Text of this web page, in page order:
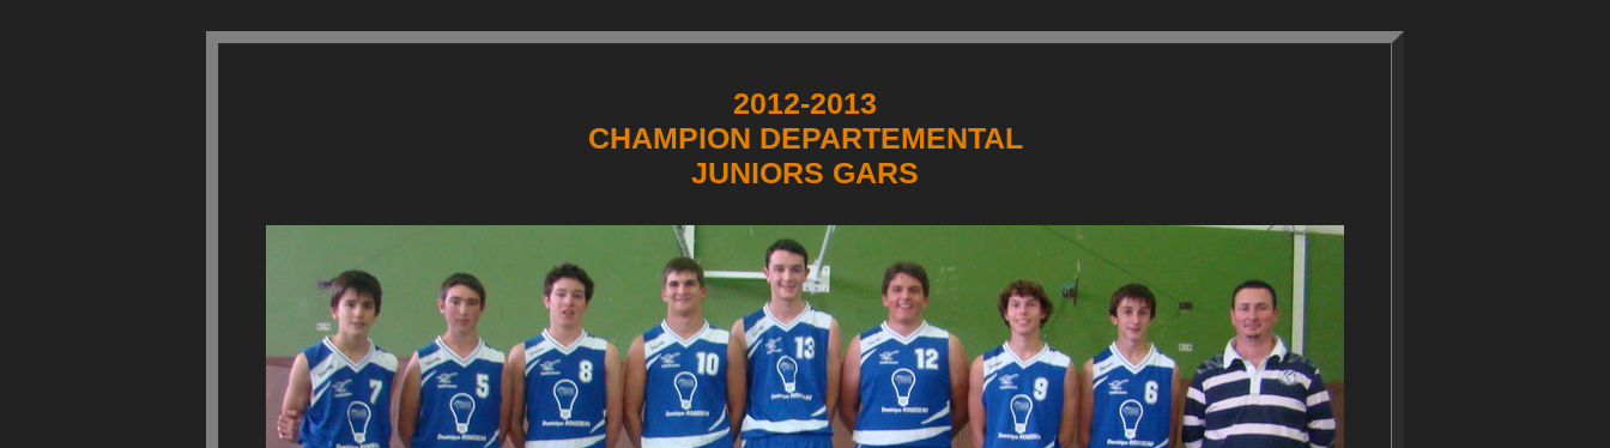
2012-2013
CHAMPION DEPARTEMENTAL
JUNIORS GARS